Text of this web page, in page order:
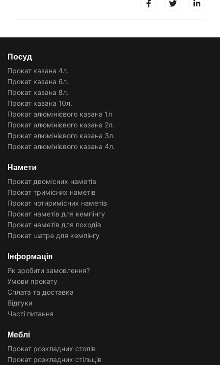
Посуд
Прокат казана 4л.
Прокат казана 6л.
Прокат казана 8л.
Прокат казана 10л.
Прокат алюмінієвого казана 1л
Прокат алюмінієвого казана 2л.
Прокат алюмінієвого казана 3л.
Прокат алюмінієвого казана 4л.
Намети
Прокат двомісних наметів
Прокат тримісних наметів
Прокат чотиримісних наметів
Прокат наметів для кемпінгу
Прокат наметів для походів
Прокат шатра для кемпінгу
Інформація
Як зробити замовлення?
Умови прокату
Сплата та доставка
Відгуки
Часті питання
Меблі
Прокат розкладних столів
Прокат розкладних стільців